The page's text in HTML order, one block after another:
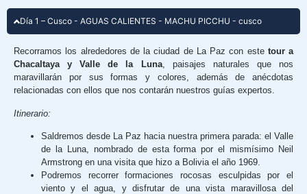
Día 1 – Cusco - AGUAS CALIENTES - MACHU PICCHU - cusco
Recorramos los alrededores de la ciudad de La Paz con este tour a
Chacaltaya y Valle de la Luna, paisajes naturales que nos
maravillarán por sus formas y colores, además de anécdotas
relacionadas con ellos que nos contarán nuestros guías expertos.
Itinerario:
Saldremos desde La Paz hacia nuestra primera parada: el Valle
de la Luna, nombrado de esta forma por el mismísimo Neil
Armstrong en una visita que hizo a Bolivia el año 1969.
Podremos recorrer formaciones rocosas esculpidas por el
viento y el agua, y disfrutar de una vista maravillosa del